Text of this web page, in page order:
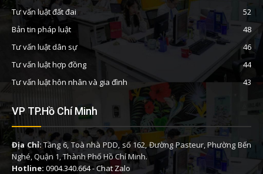
Tư vấn luật đất đai
52
Bản tin pháp luật
48
Tư vấn luật dân sự
46
Tư vấn luật hợp đồng
44
Tư vấn luật hôn nhân và gia đình
43
VP TP.Hồ Chí Minh
Địa Chỉ:Tầng 6, Toà nhà PDD, số 162, Đường Pasteur, Phường Bến
Nghé, Quận 1, Thành Phố Hồ Chí Minh.
Hotline: 0904.340.664-Chat Zalo